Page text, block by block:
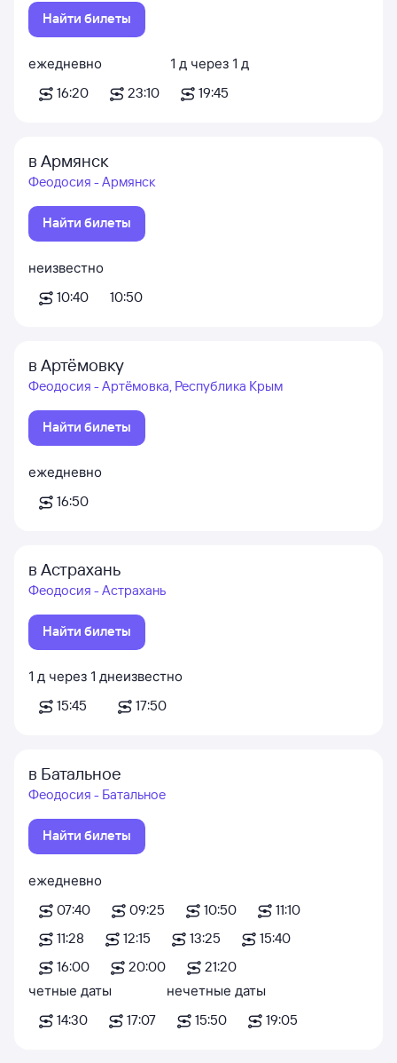
Найти билеты
ежедневно
16:20
23:10
1 д через 1 д
19:45
в Армянск
Феодосия - Армянск
Найти билеты
неизвестно
10:40
10:50
в Артёмовку
Феодосия - Артёмовка, Республика Крым
Найти билеты
ежедневно
16:50
в Астрахань
Феодосия - Астрахань
Найти билеты
1 д через 1 д
15:45
неизвестно
17:50
в Батальное
Феодосия - Батальное
Найти билеты
ежедневно
07:40
09:25 10:50
11:10
11:28
12:15 13:25
15:40
16:00
20:00
21:20
четные даты
14:30
17:07
нечетные даты
15:50
19:05